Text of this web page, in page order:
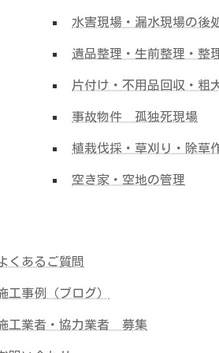
水害現場・漏水現場の後
遺品整理・生前整理・整
片付け・不用品回収・粗
事故物件 孤独死現場
植栽伐採・草刈り・除草
空き家・空地の管理
くあるご質問
工事例（ブログ）
工業者・協力業者 募集